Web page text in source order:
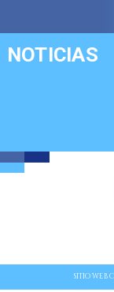
NOTICIAS
SITIO WEB